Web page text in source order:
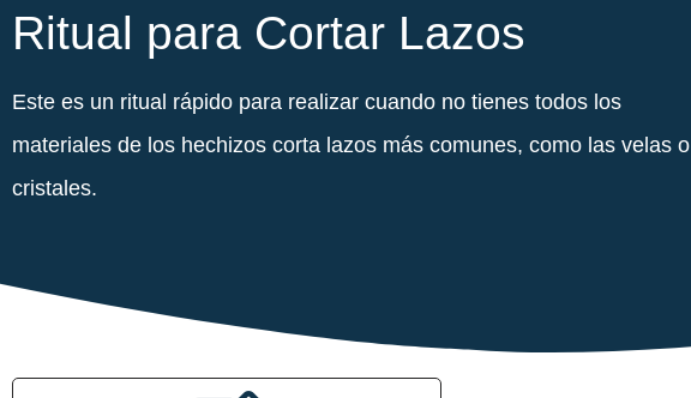
Ritual para Cortar Lazos
Este es un ritual rápido para realizar cuando no tienes todos los
materiales de los hechizos corta lazos más comunes, como las velas o
cristales.